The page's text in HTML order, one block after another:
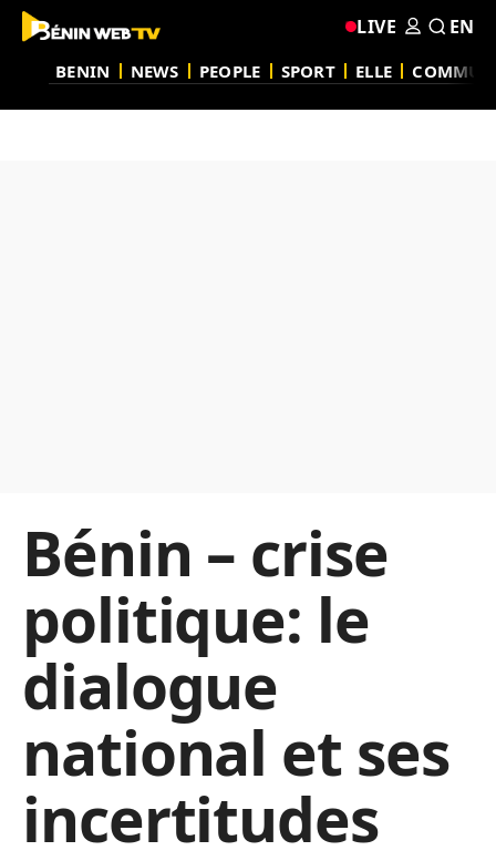
BENIN NEWS PEOPLE SPORT ELLE
LIVE EN
Bénin – crise
politique: le
dialogue
national et ses
incertitudes